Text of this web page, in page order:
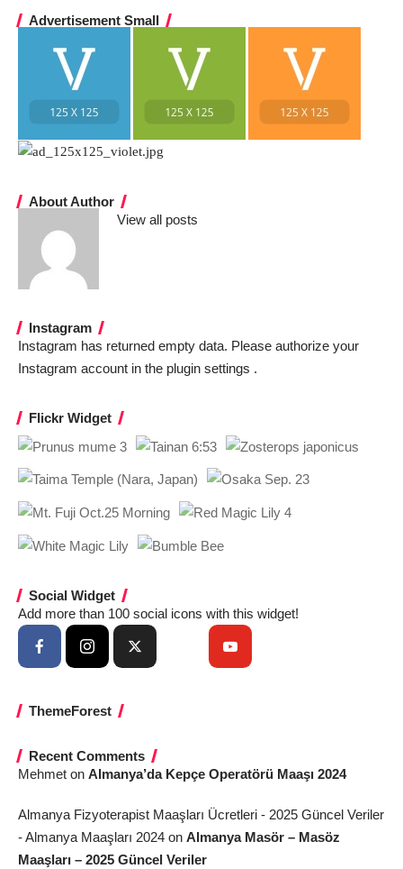
Advertisement Small
About Author
View all posts
Instagram
Instagram has returned empty data. Please authorize your
Instagram account in the plugin settings .
Flickr Widget
Social Widget
Add more than 100 social icons with this widget!
ThemeForest
Recent Comments
Mehmet on Almanya’da Kepçe Operatörü Maaşı 2024
Almanya Fizyoterapist Maaşları Ücretleri - 2025 Güncel Veriler
- Almanya Maaşları 2024 on Almanya Masör – Masöz
Maaşları – 2025 Güncel Veriler